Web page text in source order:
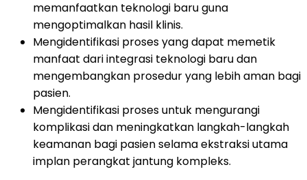
memanfaatkan teknologi baru guna
mengoptimalkan hasil klinis.
Mengidentifikasi proses yang dapat memetik
manfaat dari integrasi teknologi baru dan
mengembangkan prosedur yang lebih aman bagi
pasien.
Mengidentifikasi proses untuk mengurangi
komplikasi dan meningkatkan langkah-langkah
keamanan bagi pasien selama ekstraksi utama
implan perangkat jantung kompleks.